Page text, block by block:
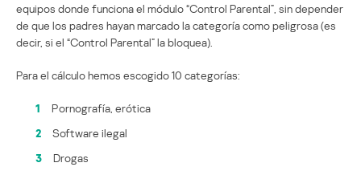
equipos donde funciona el módulo “Control Parental”, sin depender
de que los padres hayan marcado la categoría como peligrosa (es
decir, si el “Control Parental” la bloquea).
Para el cálculo hemos escogido 10 categorías:
1
Pornografía, erótica
2
Software ilegal
3
Drogas